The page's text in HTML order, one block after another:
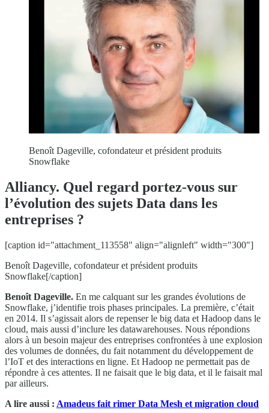
Benoît Dageville, cofondateur et président produits
Snowflake
Alliancy. Quel regard portez-vous sur
l’évolution des sujets Data dans les
entreprises ?
[caption id="attachment_113558" align="alignleft" width="300"]
Benoît Dageville, cofondateur et président produits
Snowflake[/caption]
Benoît Dageville. En me calquant sur les grandes évolutions de
Snowflake, j’identifie trois phases principales. La première, c’était
en 2014. Il s’agissait alors de repenser le big data et Hadoop dans le
cloud, mais aussi d’inclure les datawarehouses. Nous répondions
alors à un besoin majeur des entreprises confrontées à une explosion
des volumes de données, du fait notamment du développement de
l’IoT et des interactions en ligne. Et Hadoop ne permettait pas de
répondre à ces attentes. Il ne faisait que le big data, et il le faisait mal
par ailleurs.
A lire aussi : Amadeus fait rimer Data Mesh et migration cloud